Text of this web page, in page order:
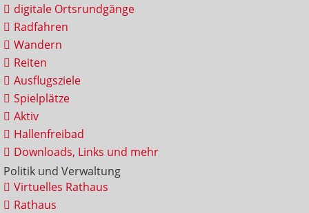
digitale Ortsrundgänge
Radfahren
Wandern
Reiten
Ausflugsziele
Spielplätze
Aktiv
Hallenfreibad
Downloads, Links und mehr
Politik und Verwaltung
Virtuelles Rathaus
Rathaus